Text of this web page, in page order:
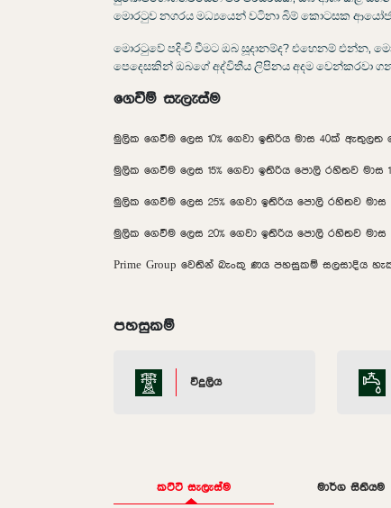
මොරටුව නගරය මධ්‍යයෙන් වටිනා බිම් කොටසක
මොරටුවේ පදිංචි වීමට ඔබ සූදානම්ද? එහෙනම් එන්න,
පෙදෙසකින් ඔබගේ අද්විතීය ලිපිනය අදම වෙන්කරවා
ගෙවීම් සැලැස්ම
මුලික ගෙවීම ලෙස 10% ගෙවා ඉතිරිය මාස 40ක් ඇතුලත
මුලික ගෙවීම ලෙස 15% ගෙවා ඉතිරිය පොලි රහිතව
මුලික ගෙවීම ලෙස 25% ගෙවා ඉතිරිය පොලි රහිතව
මුලික ගෙවීම ලෙස 20% ගෙවා ඉතිරිය පොලි රහිතව
Prime Group වෙතින් බැංකු ණය පහසුකම් සලසාදිය
පහසුකම්
විදුලිය
කට්ටි සැලැස්ම මාර්ග සිතියම